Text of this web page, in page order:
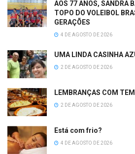
AOS 77 ANOS, SANDRA
TOPO DO VOLEIBOL
GERAÇÕES
4 DE AGOSTO DE 2026
UMA LINDA CASINHA
2 DE AGOSTO DE 2026
LEMBRANÇAS COM
2 DE AGOSTO DE 2026
Está com frio?
4 DE AGOSTO DE 2026